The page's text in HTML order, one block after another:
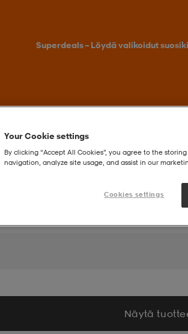
Superdeals – Löydä valikoidut
Näytä
Your Cookie settings
By clicking “Accept All Cookies”, you agree to the
navigation, analyze site usage, and assist in our
Cookies settings